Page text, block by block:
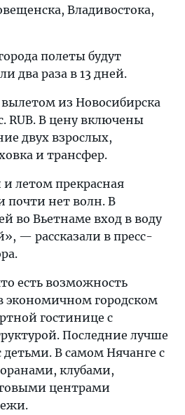
Владивостока,
полеты будут
два раза в 13 дней.
из Новосибирска
RUB. В цену включены
двух взрослых,
и трансфер.
летом прекрасная
почти нет волн. В
во Вьетнаме вход в воду
— рассказали в пресс-
есть возможность
экономичном городском
гостинице с
Последние лучше
В самом Нячанге с
клубами,
центрами